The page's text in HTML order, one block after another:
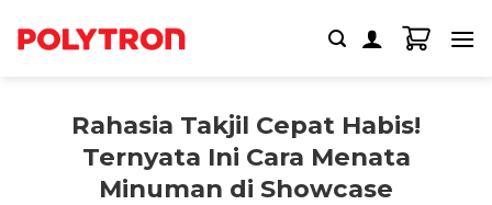
Rahasia Takjil Cepat Habis!
Ternyata Ini Cara Menata
Minuman di Showcase